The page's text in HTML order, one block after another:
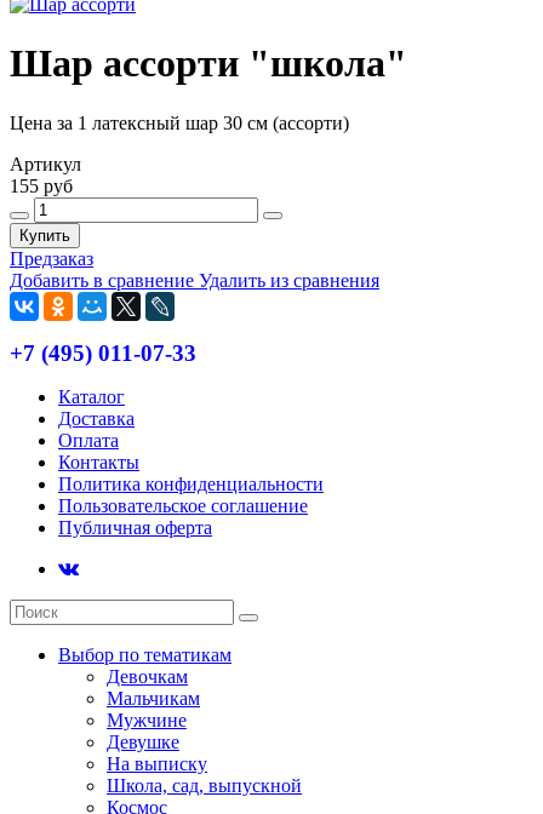
Шар ассорти "школа"
Цена за 1 латексный шар 30 см (ассорти)
Артикул
155 руб
Купить
Предзаказ
Добавить в сравнение Удалить из сравнения
+7 (495) 011-07-33
Каталог
Доставка
Оплата
Контакты
Политика конфиденциальности
Пользовательское соглашение
Публичная оферта
Выбор по тематикам
Девочкам
Мальчикам
Мужчине
Девушке
На выписку
Школа, сад, выпускной
Космос